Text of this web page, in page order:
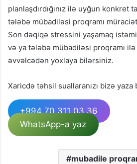
planlaşdırdığınız ilə uyğun konkret
tələbə mübadiləsi proqramı
Son dəqiqə stressini yaşamaq
və ya tələbə mübadiləsi proqramı
əvvəlcədən yoxlaya bilərsiniz.
Xaricdə təhsil suallaranızı bizə yaza
+994 70 311 03 36
WhatsApp-a yaz
mubadile